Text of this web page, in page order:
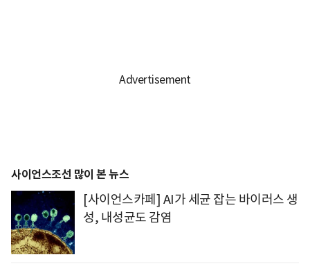
사이언스조선 많이 본 뉴스
[사이언스카페] AI가 세균 잡는 바이러스 생
성, 내성균도 감염